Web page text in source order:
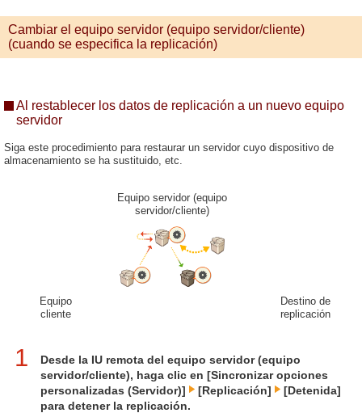
Cambiar el equipo servidor (equipo servidor/cliente)
(cuando se especifica la replicación)
Al restablecer los datos de replicación a un nuevo equipo
servidor
Siga este procedimiento para restaurar un servidor cuyo dispositivo de
almacenamiento se ha sustituido, etc.
Equipo servidor (equipo
servidor/cliente)
Equipo
cliente
Destino de
replicación
1
Desde la IU remota del equipo servidor (equipo
servidor/cliente), haga clic en [Sincronizar opciones
personalizadas (Servidor)]
[Replicación]
[Detenida]
para detener la replicación.